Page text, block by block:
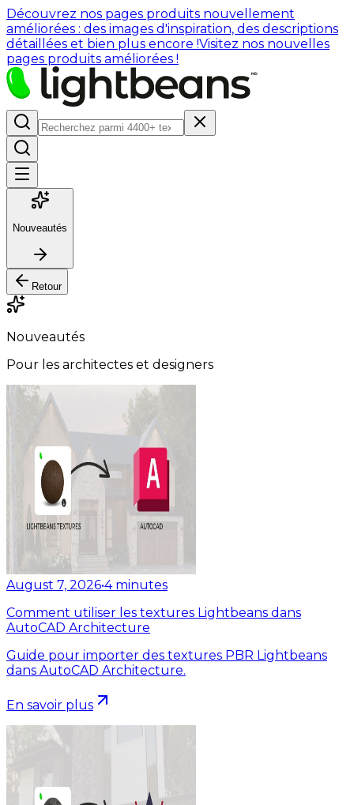
Découvrez nos pages produits nouvellement
améliorées : des images d'inspiration, des descriptions
détaillées et bien plus encore !Visitez nos nouvelles
pages produits améliorées !
Nouveautés
Retour
Nouveautés
Pour les architectes et designers
August 7, 2026•4 minutes
Comment utiliser les textures Lightbeans dans
AutoCAD Architecture
Guide pour importer des textures PBR Lightbeans
dans AutoCAD Architecture.
En savoir plus